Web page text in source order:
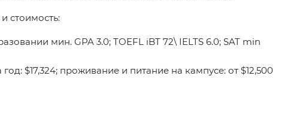
стоимость:
мин. GPA 3.0; TOEFL iBT 72\ IELTS 6.0; SAT min
$17,324; проживание и питание на кампусе: от $12,500